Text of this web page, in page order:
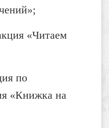
«Читаем
по
«Книжка на